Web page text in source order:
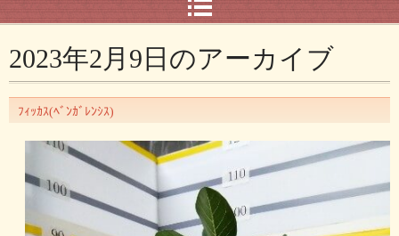
2023年2月9日 のアーカイブ
ﾌｨｯｶｽ(ﾍﾞﾝｶﾞﾚﾝｼｽ)